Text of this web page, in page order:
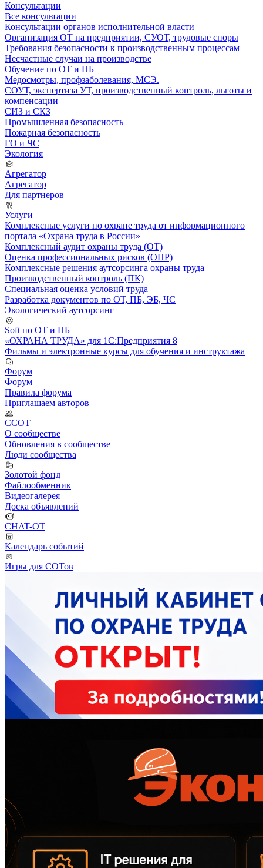
Консультации
Все консультации
Консультации органов исполнительной власти
Организация ОТ на предприятии, СУОТ, трудовые споры
Требования безопасности к производственным процессам
Несчастные случаи на производстве
Обучение по ОТ и ПБ
Медосмотры, профзаболевания, МСЭ.
СОУТ, экспертиза УТ, производственный контроль, льготы и
компенсации
СИЗ и СКЗ
Промышленная безопасность
Пожарная безопасность
ГО и ЧС
Экология
Агрегатор
Агрегатор
Для партнеров
Услуги
Комплексные услуги по охране труда от информационного
портала «Охрана труда в России»
Комплексный аудит охраны труда (ОТ)
Оценка профессиональных рисков (ОПР)
Комплексные решения аутсорсинга охраны труда
Производственный контроль (ПК)
Специальная оценка условий труда
Разработка документов по ОТ, ПБ, ЭБ, ЧС
Экологический аутсорсинг
Soft по ОТ и ПБ
«ОХРАНА ТРУДА» для 1С:Предприятия 8
Фильмы и электронные курсы для обучения и инструктажа
Форум
Форум
Правила форума
Приглашаем авторов
ССОТ
О сообществе
Обновления в сообществе
Люди сообщества
Золотой фонд
Файлообменник
Видеогалерея
Доска объявлений
CHAT-OT
Календарь событий
Игры для СОТов